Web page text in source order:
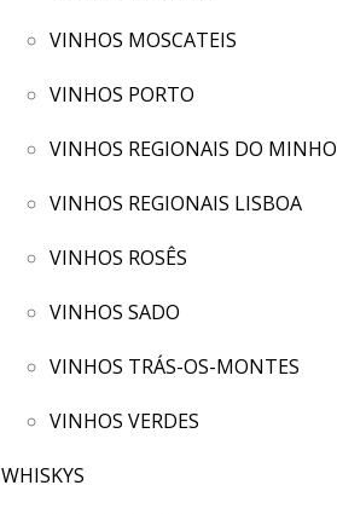
VINHOS MOSCATEIS
VINHOS PORTO
VINHOS REGIONAIS DO MINHO
VINHOS REGIONAIS LISBOA
VINHOS ROSÊS
VINHOS SADO
VINHOS TRÁS-OS-MONTES
VINHOS VERDES
WHISKYS